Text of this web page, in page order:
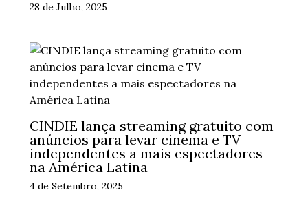
28 de Julho, 2025
CINDIE lança streaming gratuito com
anúncios para levar cinema e TV
independentes a mais espectadores
na América Latina
4 de Setembro, 2025